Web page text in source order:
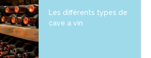
Les différents types de
cave a vin